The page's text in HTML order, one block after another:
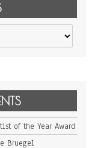
of the Year Award
Bruegel